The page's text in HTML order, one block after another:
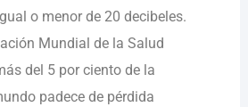
o menor de 20 decibeles.
Mundial de la Salud
del 5 por ciento de la
padece de pérdida